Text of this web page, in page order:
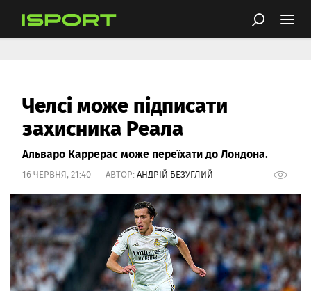
Челсі може підписати
захисника Реала
Альваро Каррерас може переїхати до Лондона.
16 ЧЕРВНЯ, 21:40 АВТОР: АНДРІЙ БЕЗУГЛИЙ